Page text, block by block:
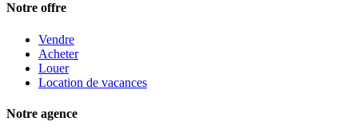
Notre offre
Vendre
Acheter
Louer
Location de vacances
Notre agence